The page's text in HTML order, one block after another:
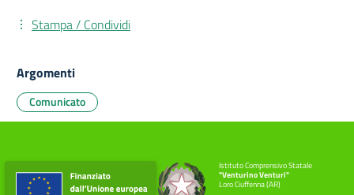
Stampa / Condividi
Argomenti
Comunicato
Istituto Comprensivo Statale
"Venturino Venturi"
Loro Ciuffenna (AR)